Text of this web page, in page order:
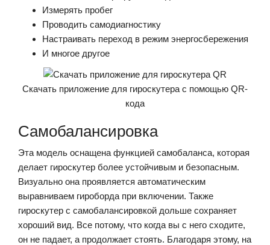
Измерять пробег
Проводить самодиагностику
Настраивать переход в режим энергосбережения
И многое другое
Скачать приложение для гироскутера с помощью QR-
кода
Самобалансировка
Эта модель оснащена функцией самобаланса, которая
делает гироскутер более устойчивым и безопасным.
Визуально она проявляется автоматическим
выравниваем гироборда при включении. Также
гироскутер с самобалансировкой дольше сохраняет
хороший вид. Все потому, что когда вы с него сходите,
он не падает, а продолжает стоять. Благодаря этому, на